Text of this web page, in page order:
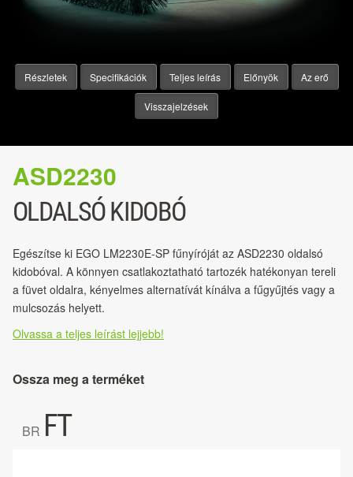
Részletek Specifikációk Teljes leírás Előnyök Az erő
Visszajelzések
ASD2230
OLDALSÓ KIDOBÓ
Egészítse ki EGO LM2230E-SP fűnyíróját az ASD2230 oldalsó
kidobóval. A könnyen csatlakoztatható tartozék hatékonyan tereli
a füvet oldalra, kényelmes alternatívát kínálva a fűgyűjtés vagy a
mulcsozás helyett.
Olvassa a teljes leírást lejjebb!
Ossza meg a terméket
BR FT